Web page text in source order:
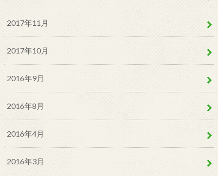
2017年11月
2017年10月
2016年9月
2016年8月
2016年4月
2016年3月